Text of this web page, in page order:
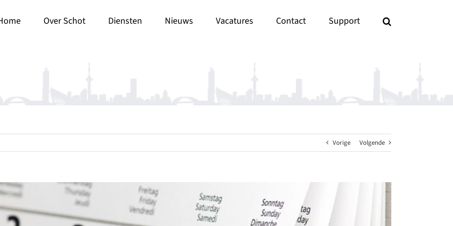
Over Schot Diensten Nieuws Vacatures Contact Support
Vorige Volgende